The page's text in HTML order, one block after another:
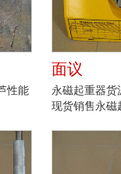
性能
面议
永磁起重器货
现货销售永磁